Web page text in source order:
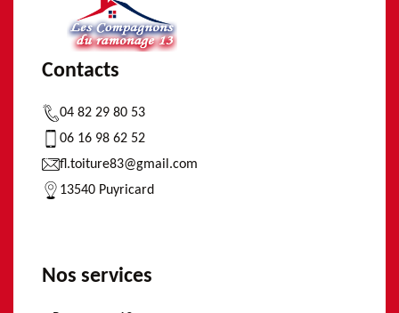
Contacts
04 82 29 80 53
06 16 98 62 52
fl.toiture83@gmail.com
13540 Puyricard
Nos services